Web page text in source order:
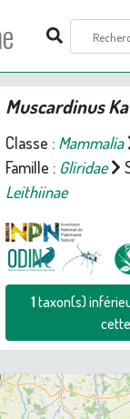
Muscardinus
Classe : Mammalia
Famille : Gliridae
Leithiinae
1 taxon(s)